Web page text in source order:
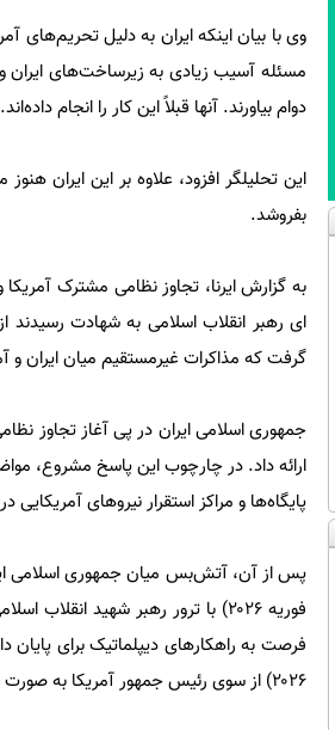
مسئله آسیب زیادی به زیرساخت‌های ایران
دوام بیاورند. آنها قبلاً این کار را انجام داده‌اند.
بفروشد.
به گزارش ایرنا، تجاوز نظامی مشترک
گرفت که مذاکرات غیرمستقیم میان ایران و
جمهوری اسلامی ایران در پی آغاز تجاوز
ارائه داد. در چارچوب این پاسخ مشروع،
پایگاه‌ها و مراکز استقرار نیروهای
۲۰۲۶) از سوی رئیس جمهور آمریکا به صورت نامحدود تمدید شد.